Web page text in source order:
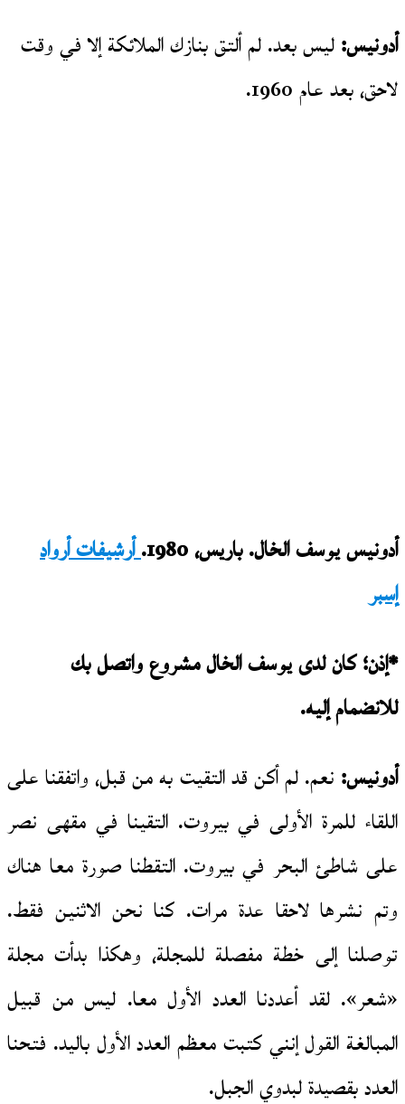
أدونيس:ليس بعد. لم ألتق بنازك الملائكة إلا في وقت
لاحق، بعد عام 1960.
أدونيس يوسف الخال. باريس، 1980.
أرشيفات أرواد
إسبر
*إذن؛ كان لدى يوسف الخال مشروع واتصل بك
للانضمام إليه.
أدونيس:نعم. لم أكن قد التقيت به من قبل، واتفقنا على
اللقاء للمرة الأولى في بيروت. التقينا في مقهى نصر
على شاطئ البحر في بيروت. التقطنا صورة معا هناك
وتم نشرها لاحقا عدة مرات. كنا نحن الاثنين فقط.
توصلنا إلى خطة مفصلة للمجلة، وهكذا بدأت مجلة
«شعر». لقد أعددنا العدد الأول معا. ليس من قبيل
المبالغة القول إنني كتبت معظم العدد الأول باليد. فتحنا
العدد بقصيدة لبدوي الجبل.